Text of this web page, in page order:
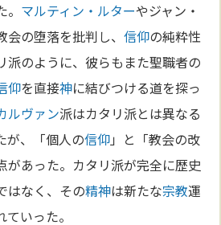
マルティン・ルターやジャン・
会の堕落を批判し、信仰の純粋性
派のように、彼らもまた聖職者の
仰を直接神に結びつける道を探っ
ルヴァン派はカタリ派とは異なる
が、「個人の信仰」と「教会の改
があった。カタリ派が完全に歴史
はなく、その精神は新たな宗教運
いった。